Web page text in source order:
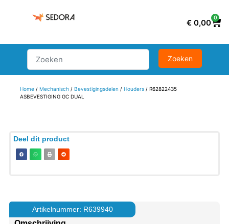
€ 0,00
0
Home/ Mechanisch/ Bevestigingsdelen / Houders/ R62822435
ASBEVESTIGING GC DUAL
Deel dit product
Artikelnummer: R639940